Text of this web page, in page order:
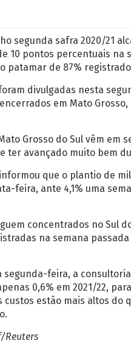
segunda safra 2020/21
10 pontos percentuais na
patamar de 87%
divulgadas nesta
em Mato
Grosso do Sul vêm
ter avançado muito bem
que o plantio de
feira, ante 4,1% uma
concentrados no Sul
na semana
segunda-feira, a
0,6% em 2021/22,
custos estão mais altos do
Reuters